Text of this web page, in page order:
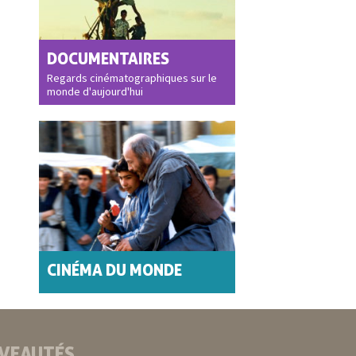
DOCUMENTAIRES
Regards cinématographiques sur le
monde d'aujourd'hui
CINÉMA DU MONDE